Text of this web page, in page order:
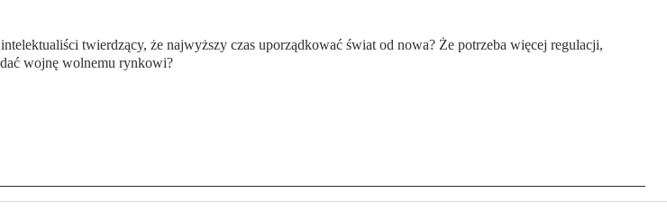
twierdzący, że najwyższy czas uporządkować świat od nowa? Że potrzeba więcej regulacji,
wojnę wolnemu rynkowi?